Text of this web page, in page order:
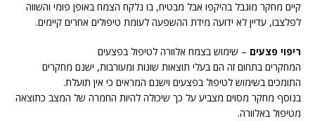
קיים מחקר מוגבל בהיקפו אבל מבטיח, בו נלקח הצמח באופן פומי והשווה
לפלצבו, עדיין לא ידועה מידת ההשפעה לעומת טיפולים אחרים קיימים.
ריפוי פצעים – שימוש בצמח אלוורה לטיפול בפצעים
המחקרים בתחום זה הם בעלי תוצאות שונות ומעורבות, ישנם מחקרים
התומכים בשימוש לטיפול בפצעים וישנם המראים כי אין תועלת.
בנוסף מחקר מסוים מצביע על כך שיכולה להיות החמרה של המצב כתוצאה
מטיפול באלוורה.